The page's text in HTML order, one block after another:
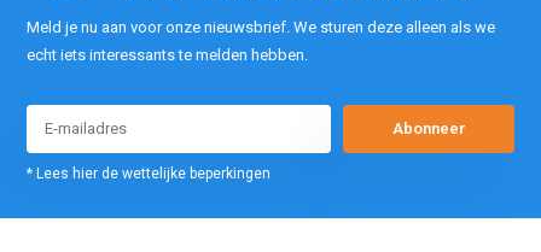
Meld je nu aan voor onze nieuwsbrief. We sturen deze alleen als we
echt iets interessants te melden hebben.
Abonneer
* Lees hier de wettelijke beperkingen